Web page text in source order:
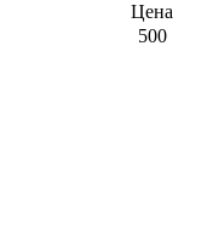
Цена
500